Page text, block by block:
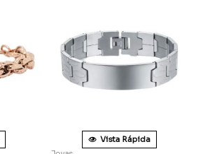
Vista Rápida